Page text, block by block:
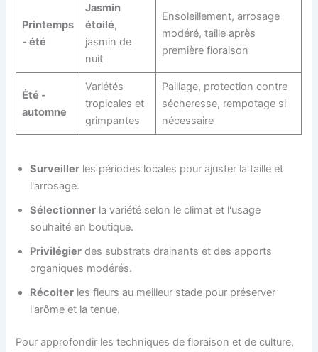
Printemps
- été
Jasmin
étoilé,
jasmin de
nuit
Ensoleillement, arrosage
modéré, taille après
première floraison
Été -
automne
Variétés
tropicales et
grimpantes
Paillage, protection contre
sécheresse, rempotage si
nécessaire
Surveiller les périodes locales pour ajuster la taille et
l'arrosage.
Sélectionner la variété selon le climat et l'usage
souhaité en boutique.
Privilégier des substrats drainants et des apports
organiques modérés.
Récolter les fleurs au meilleur stade pour préserver
l'arôme et la tenue.
Pour approfondir les techniques de floraison et de culture,